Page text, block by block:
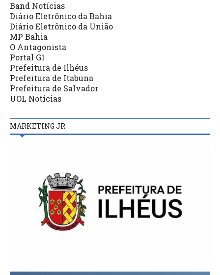
Band Notícias
Diário Eletrônico da Bahia
Diário Eletrônico da União
MP Bahia
O Antagonista
Portal G1
Prefeitura de Ilhéus
Prefeitura de Itabuna
Prefeitura de Salvador
UOL Notícias
MARKETING JR